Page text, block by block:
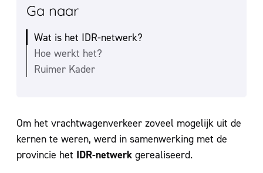
Ga naar
Wat is het IDR-netwerk?
Hoe werkt het?
Ruimer Kader
Om het vrachtwagenverkeer zoveel mogelijk uit de
kernen te weren, werd in samenwerking met de
provincie het IDR-netwerk gerealiseerd.